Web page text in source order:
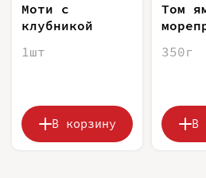
Моти с
клубникой
1шт
В корзину
Том
350г
В